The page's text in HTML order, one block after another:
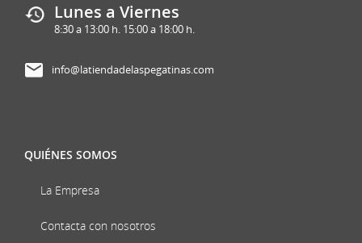
Lunes a Viernes
8:30 a 13:00 h. 15:00 a 18:00 h.
info@latiendadelaspegatinas.com
QUIÉNES SOMOS
La Empresa
Contacta con nosotros